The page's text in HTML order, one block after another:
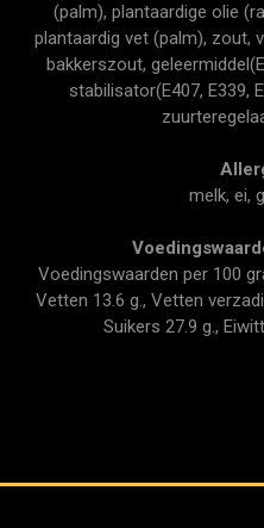
(palm), plantaardige olie
plantaardig vet (palm), zout,
bakkerszout,
stabilisator(E407, E339,
melk, ei,
Voedingswaarden per 100
Vetten 13.6 g., Vetten
Suikers 27.9 g.,